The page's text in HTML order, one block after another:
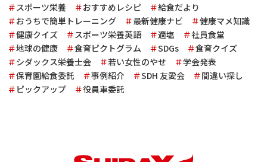
スポーツ栄養
おすすめレシピ
給食だより
おうちで簡単トレーニング
最新健康ナビ
健康マメ知識
健康クイズ
スポーツ栄養英語 適塩
社員食堂
地球の健康
食育ピクトグラム SDGs
食育クイズ
シダックス栄養士会
若い女性のやせ
学会発表
保育園給食委託
事例紹介 SDH 友愛会
間違い探し
ピックアップ
役員車委託